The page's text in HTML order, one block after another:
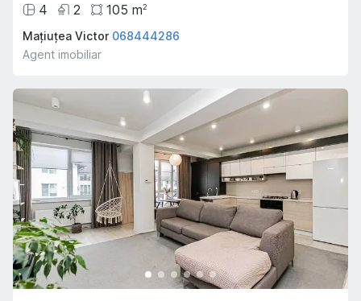
4
2 105 m2
Mațiuțea Victor 068444286
Agent imobiliar